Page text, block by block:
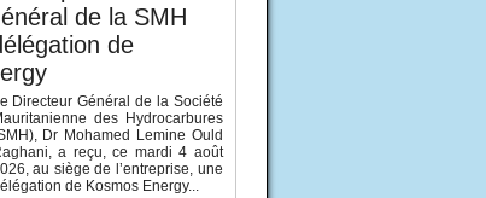
de la SMH
de
Directeur Général de la Société
des Hydrocarbures
Dr Mohamed Lemine Ould
a reçu, ce mardi 4 août
au siège de l’entreprise, une
de Kosmos Energy...